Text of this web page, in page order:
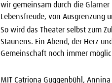
wir gemeinsam durch die
Lebensfreude, von Ausgrenzung
So wird das Theater selbst zum
Staunens. Ein Abend, der Herz
Gemeinschaft noch immer
MIT Catriona Guggenbühl,